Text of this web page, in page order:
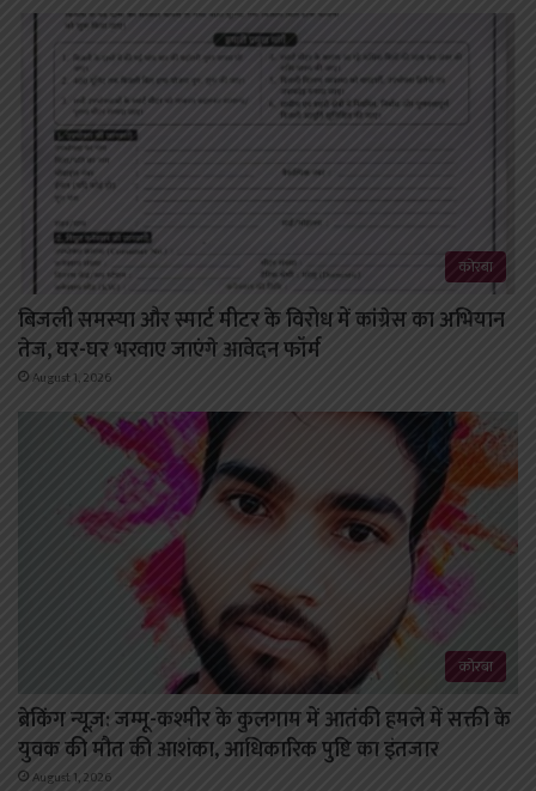
कोरबा
बिजली समस्या और स्मार्ट मीटर के विरोध में कांग्रेस का अभियान
तेज, घर-घर भरवाए जाएंगे आवेदन फॉर्म
August 1, 2026
कोरबा
ब्रेकिंग न्यूज़: जम्मू-कश्मीर के कुलगाम में आतंकी हमले में सक्ती के
युवक की मौत की आशंका, आधिकारिक पुष्टि का इंतजार
August 1, 2026